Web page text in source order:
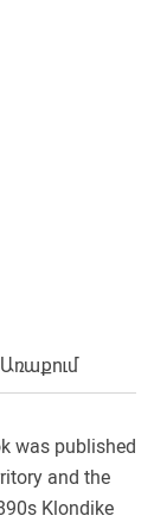
Առաքում
was published
and the
Klondike